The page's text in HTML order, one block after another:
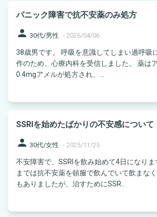
パニック障害で抗不安薬のみ処方
person 30代/男性 - 2026/04/06
38歳男です。 呼吸を意識してしまい過呼吸
作のため、心療内科を受信しました。 薬は
0.4mgアメルが処方され、...
SSRIを始めたばかりの不安感について
person 30代/女性 - 2025/11/25
不安障害で、SSRIを飲み始めて4日になりま
までは抗不安薬を頓服で飲んでいて飲まな
もありましたが、治すためにSSR...